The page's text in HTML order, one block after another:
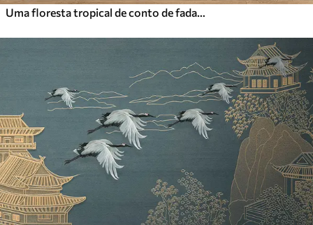
Uma floresta tropical de conto de fadas com papagaios, árvores floridas com flores cor-de-rosa e uma cascata